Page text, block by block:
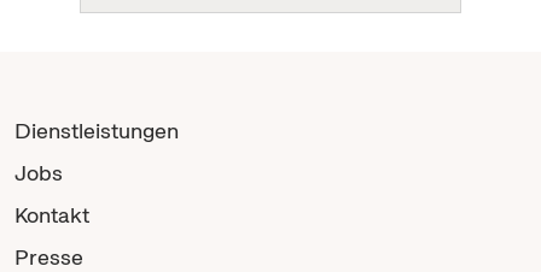
Dienstleistungen
Jobs
Kontakt
Presse